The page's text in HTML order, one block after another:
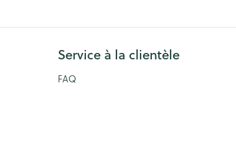
Afficher plus
Service à la clientèle
FAQ